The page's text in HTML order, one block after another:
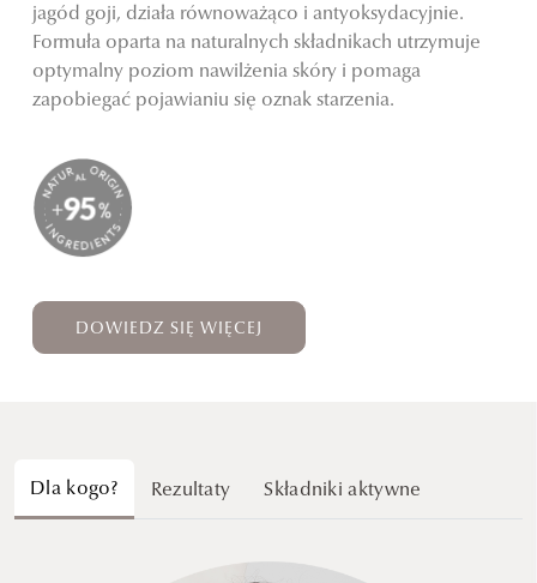
jagód goji, działa równoważąco i antyoksydacyjnie.
Formuła oparta na naturalnych składnikach utrzymuje
optymalny poziom nawilżenia skóry i pomaga
zapobiegać pojawianiu się oznak starzenia.
DOWIEDZ SIĘ WIĘCEJ
Dla kogo? Rezultaty Składniki aktywne